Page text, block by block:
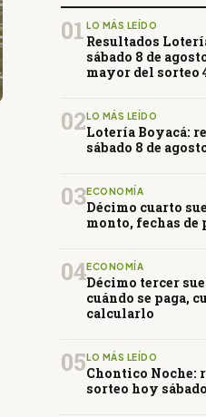
01 LO MÁS LEÍDO
Resultados
sábado 8 de
mayor del sorteo
02 LO MÁS LEÍDO
Lotería Boyacá:
sábado 8 de
03ECONOMÍA
Décimo cuarto
monto, fechas de
04ECONOMÍA
Décimo tercer
cuándo se paga,
calcularlo
05 LO MÁS LEÍDO
Chontico Noche:
sorteo hoy